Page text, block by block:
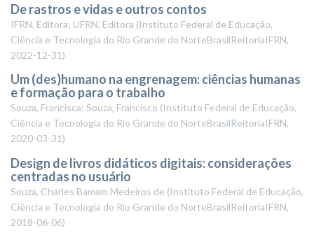
De rastros e vidas e outros contos
IFRN, Editora; UFRN, Editora (Instituto Federal de Educação,
Ciência e Tecnologia do Rio Grande do NorteBrasilReitoriaIFRN,
2022-12-31)
Um (des)humano na engrenagem: ciências humanas
e formação para o trabalho
Souza, Francisca; Souza, Francisco (Instituto Federal de Educação,
Ciência e Tecnologia do Rio Grande do NorteBrasilReitoriaIFRN,
2020-03-31)
Design de livros didáticos digitais: considerações
centradas no usuário
Souza, Charles Bamam Medeiros de (Instituto Federal de Educação,
Ciência e Tecnologia do Rio Grande do NorteBrasilReitoriaIFRN,
2018-06-06)